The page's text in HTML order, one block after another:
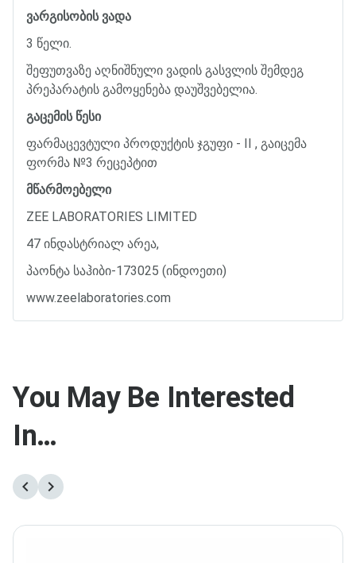
ვარგისობის ვადა
3 წელი.
შეფუთვაზე აღნიშნული ვადის გასვლის შემდეგ
პრეპარატის გამოყენება დაუშვებელია.
გაცემის წესი
ფარმაცევტული პროდუქტის ჯგუფი - II , გაიცემა
ფორმა №3 რეცეპტით
მწარმოებელი
ZEE LABORATORIES LIMITED
47 ინდასტრიალ არეა,
პაონტა საჰიბი-173025 (ინდოეთი)
www.zeelaboratories.com
You May Be Interested
In…